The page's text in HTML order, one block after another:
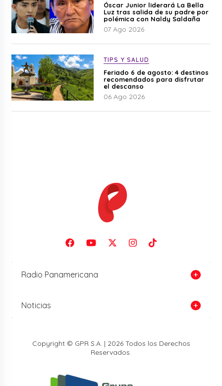
Óscar Junior liderará La Bella
Luz tras salida de su padre por
polémica con Naldy Saldaña
07 Ago 2026
TIPS Y SALUD
Feriado 6 de agosto: 4 destinos
recomendados para disfrutar
el descanso
06 Ago 2026
Radio Panamericana
Noticias
Copyright © GPR S.A. | 2026 Todos los Derechos
Reservados.